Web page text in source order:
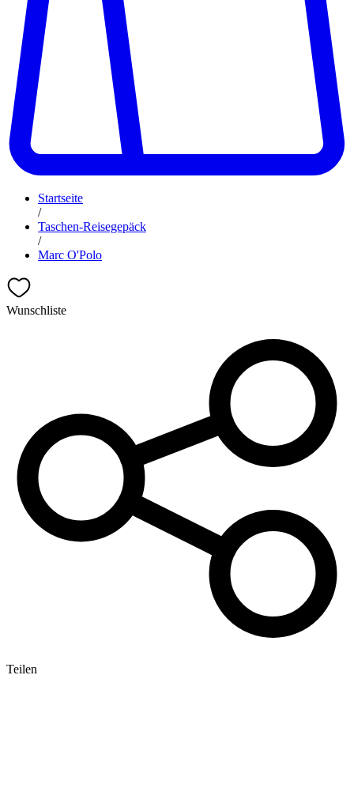
Startseite
/
Taschen-Reisegepäck
/
Marc O'Polo
Wunschliste
Teilen